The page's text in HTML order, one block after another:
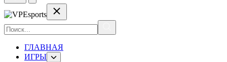
ГЛАВНАЯ
ИГРЫ